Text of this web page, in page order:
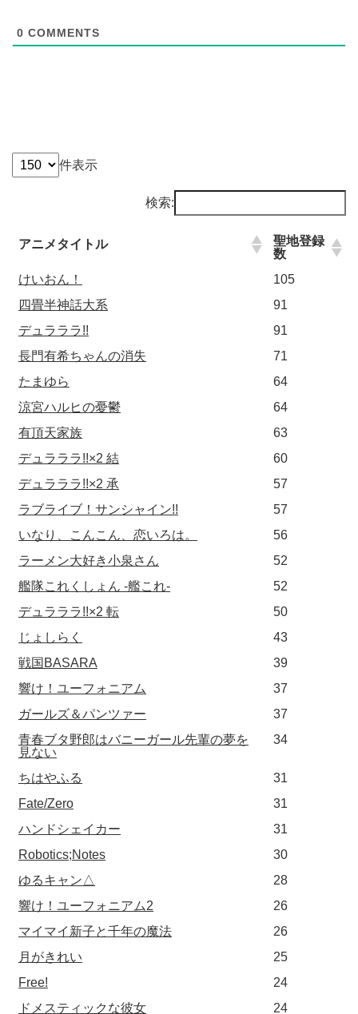
0 COMMENTS
件表示
検索:
アニメタイトル
聖地登録
数
けいおん！
105
四畳半神話大系
91
デュラララ!!
91
長門有希ちゃんの消失
71
たまゆら
64
涼宮ハルヒの憂鬱
64
有頂天家族
63
デュラララ!!×2 結
60
デュラララ!!×2 承
57
ラブライブ！サンシャイン!!
57
いなり、こんこん、恋いろは。
56
ラーメン大好き小泉さん
52
艦隊これくしょん -艦これ-
52
デュラララ!!×2 転
50
じょしらく
43
戦国BASARA
39
響け！ユーフォニアム
37
ガールズ＆パンツァー
37
青春ブタ野郎はバニーガール先輩の夢を
見ない
34
ちはやふる
31
Fate/Zero
31
ハンドシェイカー
31
Robotics;Notes
30
ゆるキャン△
28
響け！ユーフォニアム2
26
マイマイ新子と千年の魔法
26
月がきれい
25
Free!
24
ドメスティックな彼女
24